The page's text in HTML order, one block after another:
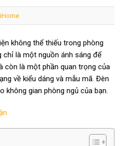
không thể thiếu trong phòng
chỉ là một nguồn ánh sáng để
còn là một phần quan trọng của
về kiểu dáng và mẫu mã. Đèn
không gian phòng ngủ của bạn.